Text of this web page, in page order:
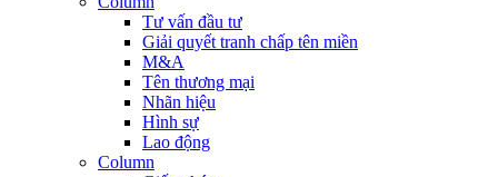
Tư vấn đầu tư
Giải quyết tranh chấp tên miền
M&A
Tên thương mại
Nhãn hiệu
Hình sự
Lao động
Column